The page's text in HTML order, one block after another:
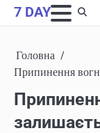
Skip
to
7 DAY
Головна
Припинення